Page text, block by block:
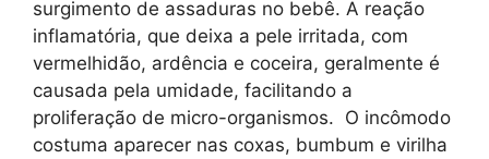
surgimento de assaduras no bebê. A reação
inflamatória, que deixa a pele irritada, com
vermelhidão, ardência e coceira, geralmente é
causada pela umidade, facilitando a
proliferação de micro-organismos. O incômodo
costuma aparecer nas coxas, bumbum e virilha